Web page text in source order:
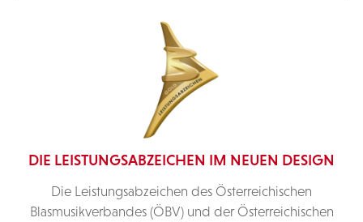
DIE LEISTUNGSABZEICHEN IM NEUEN DESIGN
Die Leistungsabzeichen des Österreichischen
Blasmusikverbandes (ÖBV) und der Österreichischen